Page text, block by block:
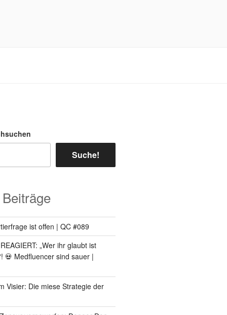
Suche!
ist offen | QC #089
„Wer ihr glaubt ist
💀 Medfluencer sind sauer |
Visier: Die miese Strategie der